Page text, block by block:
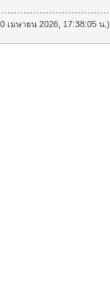
เมษายน 2026, 17:38:05 น.)